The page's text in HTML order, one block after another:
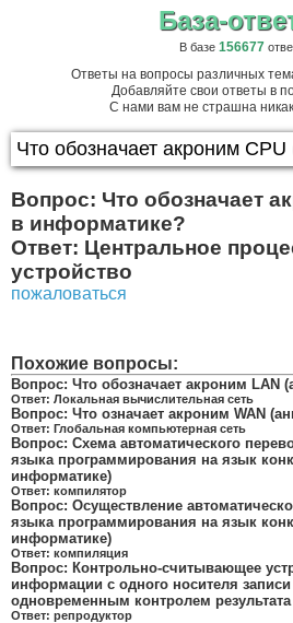
База-
В базе 156677
Ответы на вопросы различных
Добавляйте свои ответы в
С нами вам не страшна
Вопрос: Что обозначает
в информатике?
Ответ: Центральное
устройство
пожаловаться
Похожие вопросы:
Вопрос: Что обозначает акроним LAN
Ответ: Локальная вычислительная сеть
Вопрос: Что означает акроним WAN
Ответ: Глобальная компьютерная сеть
Вопрос: Схема автоматического
языка программирования на язык
информатике)
Ответ: компилятор
Вопрос: Осуществление
языка программирования на язык
информатике)
Ответ: компиляция
Вопрос: Контрольно-считывающее
информации с одного носителя записи
одновременным контролем
Ответ: репродуктор